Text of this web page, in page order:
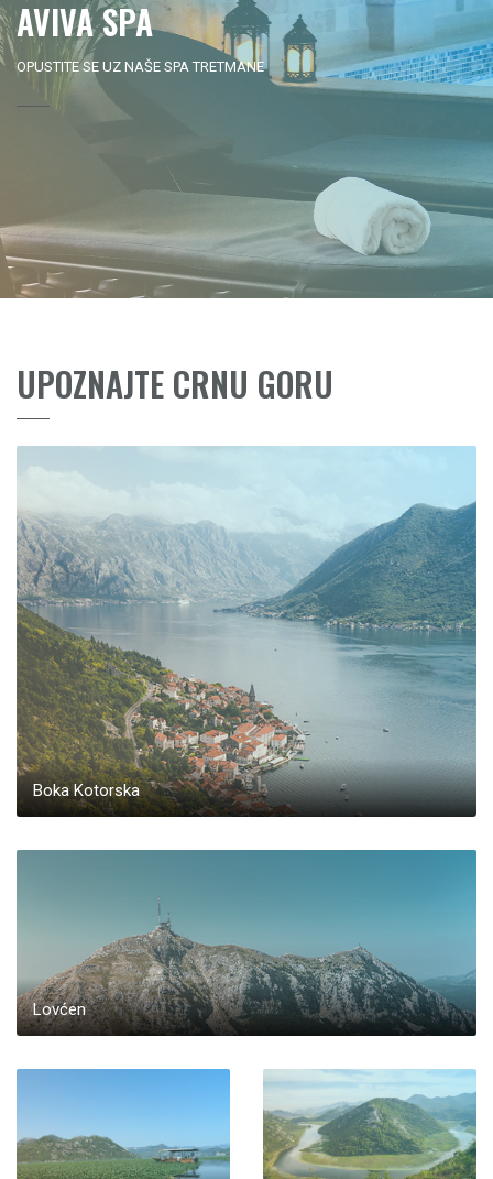
AVIVA SPA
OPUSTITE SE UZ NAŠE SPA TRETMANE
UPOZNAJTE CRNU GORU
Boka Kotorska
Lovćen